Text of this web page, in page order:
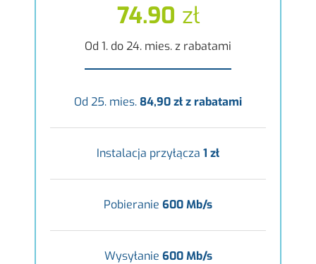
74.90 zł
Od 1. do 24. mies. z rabatami
Od 25. mies. 84,90 zł z rabatami
Instalacja przyłącza 1 zł
Pobieranie 600 Mb/s
Wysyłanie 600 Mb/s